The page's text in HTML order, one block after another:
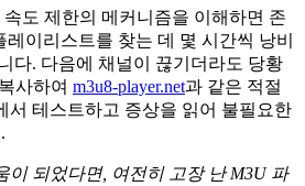
속도 제한의 메커니즘을 이해하면 존
이리스트를 찾는 데 몇 시간씩 낭비
다. 다음에 채널이 끊기더라도 당황
사하여 m3u8-player.net과 같은 적절
서 테스트하고 증상을 읽어 불필요한
이 되었다면, 여전히 고장 난 M3U 파